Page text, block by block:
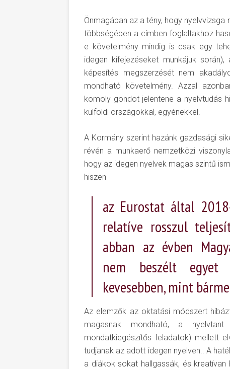
Önmagában az a tény, hogy
többségében a címben foglaltakhoz
e követelmény mindig is csak egy
idegen kifejezéseket munkájuk
képesítés megszerzését nem
mondható követelmény. Azzal
komoly gondot jelentene a nyelvtudás
külföldi országokkal, egyénekkel.
A Kormány szerint hazánk gazdasági
révén a munkaerő nemzetközi
hogy az idegen nyelvek magas szintű
hiszen
az Eurostat által
relatíve rosszul
abban az évben
nem beszélt
kevesebben, mint
Az elemzők az oktatási módszert
magasnak mondható, a nyelvtant
mondatkiegészítős feladatok) mellett
tudjanak az adott idegen nyelven.. A
a diákok sokat hallgassák, és